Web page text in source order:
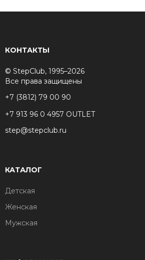
КОНТАКТЫ
© StepClub, 1995–2026
Все права защищены
+7 (3812) 79 00 90
+7 913 96 0 4957 OUTLET
step@stepclub.ru
КАТАЛОГ
Детская
Женская
Мужская